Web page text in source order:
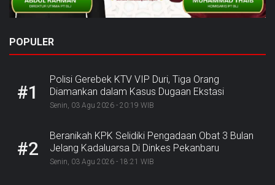
POPULER
#1
Polisi Gerebek KTV VIP Duri, Tiga Orang
Diamankan dalam Kasus Dugaan Ekstasi
Senin, 03 Agu 2026 - 20:19 WIB
#2
Beranikah KPK Selidiki Pengadaan Obat 3 Bulan
Jelang Kadaluarsa Di Dinkes Pekanbaru
Senin, 03 Agu 2026 - 18:21 WIB